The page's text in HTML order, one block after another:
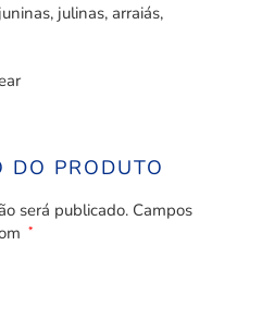
julinas, arraiás,
DO PRODUTO
será publicado. Campos
*